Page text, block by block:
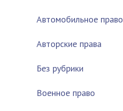
Автомобильное право
Авторские права
Без рубрики
Военное право